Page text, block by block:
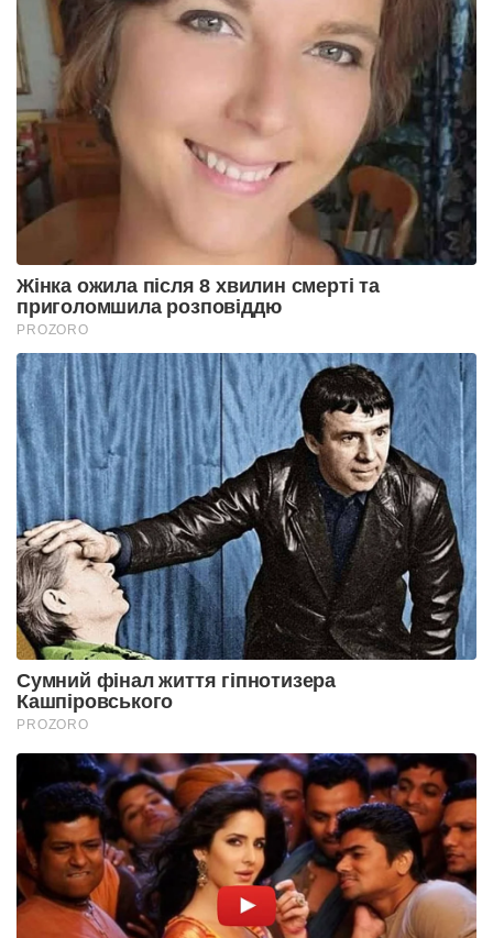
Жінка ожила після 8 хвилин смерті та
приголомшила розповіддю
PROZORO
Сумний фінал життя гіпнотизера
Кашпіровського
PROZORO